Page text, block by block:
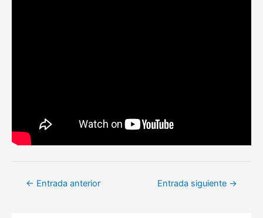
Navegación
← Entrada anterior Entrada siguiente →